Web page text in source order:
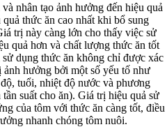
nhân tạo ảnh hưởng đến hiệu quả
thức ăn cao nhất khi bổ sung
trị này càng lớn cho thấy việc sử
quả hơn và chất lượng thức ăn tốt
dụng thức ăn không chỉ được xác
hưởng bởi một số yếu tố như
tuổi, nhiệt độ nước và phương
suất cho ăn). Giá trị hiệu quả sử
của tôm với thức ăn càng tốt, điều
nhanh chóng tôm nuôi.